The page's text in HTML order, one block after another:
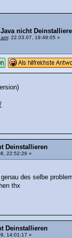
Java nicht
am: 22.03.07, 19:48:05 »
Deinstallieren
22:52:26 »
des selbe
thx
Deinstallieren
14:01:17 »